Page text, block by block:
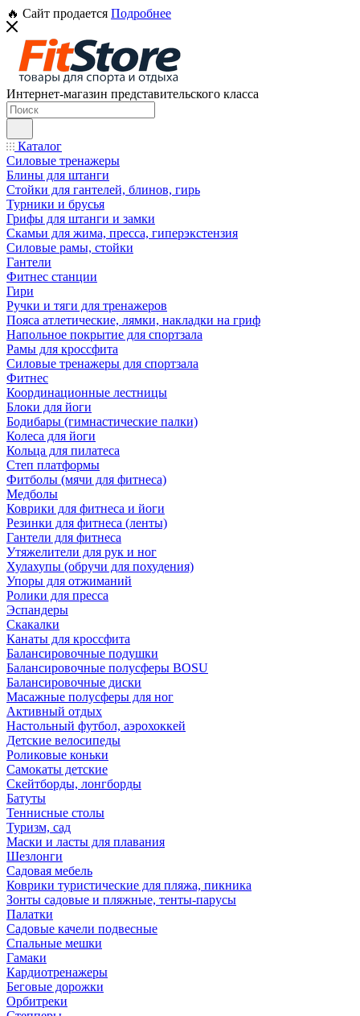
🔥 Сайт продается Подробнее
Интернет-магазин представительского класса
Каталог
Силовые тренажеры
Блины для штанги
Стойки для гантелей, блинов, гирь
Турники и брусья
Грифы для штанги и замки
Скамьи для жима, пресса, гиперэкстензия
Силовые рамы, стойки
Гантели
Фитнес станции
Гири
Ручки и тяги для тренажеров
Пояса атлетические, лямки, накладки на гриф
Напольное покрытие для спортзала
Рамы для кроссфита
Силовые тренажеры для спортзала
Фитнес
Координационные лестницы
Блоки для йоги
Бодибары (гимнастические палки)
Колеса для йоги
Кольца для пилатеса
Степ платформы
Фитболы (мячи для фитнеса)
Медболы
Коврики для фитнеса и йоги
Резинки для фитнеса (ленты)
Гантели для фитнеса
Утяжелители для рук и ног
Хулахупы (обручи для похудения)
Упоры для отжиманий
Ролики для пресса
Эспандеры
Скакалки
Канаты для кроссфита
Балансировочные подушки
Балансировочные полусферы BOSU
Балансировочные диски
Масажные полусферы для ног
Активный отдых
Настольный футбол, аэрохоккей
Детские велосипеды
Роликовые коньки
Самокаты детские
Скейтборды, лонгборды
Батуты
Теннисные столы
Туризм, сад
Маски и ласты для плавания
Шезлонги
Садовая мебель
Коврики туристические для пляжа, пикника
Зонты садовые и пляжные, тенты-парусы
Палатки
Садовые качели подвесные
Спальные мешки
Гамаки
Кардиотренажеры
Беговые дорожки
Орбитреки